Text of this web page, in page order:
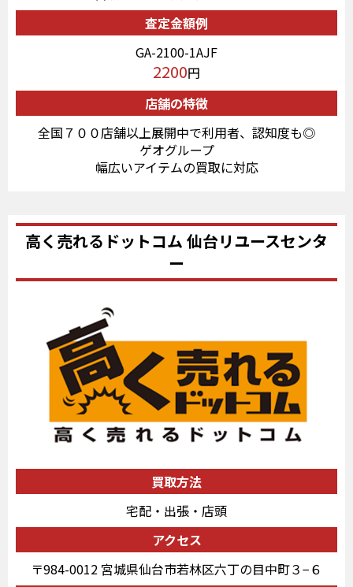
査定金額例
GA-2100-1AJF
2200円
店舗の特徴
全国７００店舗以上展開中で利用者、認知度も◎
ゲオグループ
幅広いアイテムの買取に対応
高く売れるドットコム 仙台リユースセンタ
ー
買取方法
宅配・出張・店頭
アクセス
〒984-0012 宮城県仙台市若林区六丁の目中町３−６